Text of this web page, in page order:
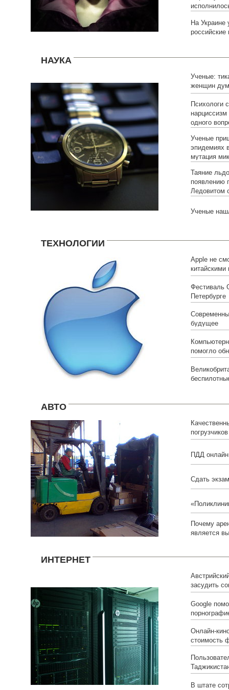
На Украине
российские
НАУКА
Ученые:
женщин
Психологи
одного
Ученые
эпидемиях
мутация
Таяние
появлению
Ледовитом
Ученые
ТЕХНОЛОГИИ
Apple не
китайскими
Фестиваль
Петербурге
будущее
помогло
АВТО
погрузчиков
ПДД
Сдать
Почему
является
ИНТЕРНЕТ
засудить
Google
Онлайн-
стоимость
В штате